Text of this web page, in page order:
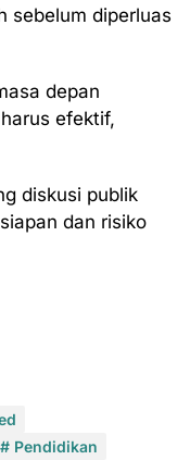
sebelum diperluas
depan
efektif,
diskusi publik
dan risiko
Pendidikan